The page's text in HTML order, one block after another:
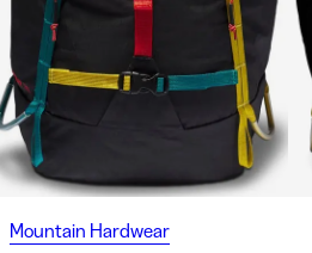
Mountain Hardwear